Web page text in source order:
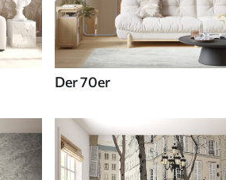
Der 70er